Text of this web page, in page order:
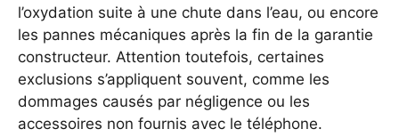
l’oxydation suite à une chute dans l’eau, ou encore
les pannes mécaniques après la fin de la garantie
constructeur. Attention toutefois, certaines
exclusions s’appliquent souvent, comme les
dommages causés par négligence ou les
accessoires non fournis avec le téléphone.